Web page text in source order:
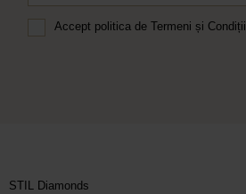
Accept politica de Termeni și Condiții
STIL Diamonds